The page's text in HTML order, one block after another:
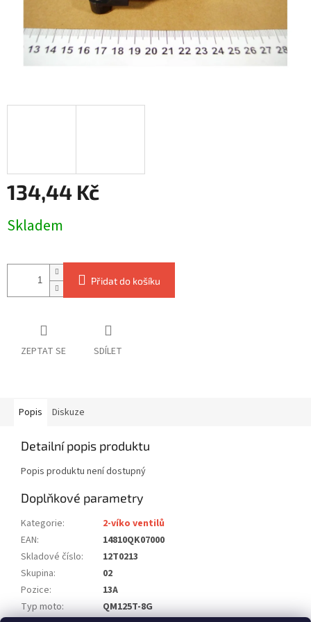
134,44 Kč
cena:
Skladem
Přidat do košíku
ZEPTAT SE SDÍLET
Popis Diskuze
Detailní popis produktu
Popis produktu není dostupný
Doplňkové parametry
Kategorie:
2-víko ventilů
EAN:
14810QK07000
Skladové číslo:
12T0213
Skupina:
02
Pozice:
13A
Typ moto:
QM125T-8G